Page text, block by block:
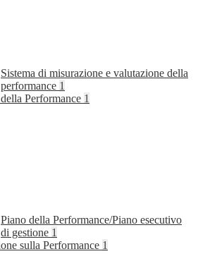
Sistema di misurazione e valutazione della
performance 1
Performance 1
Piano della Performance/Piano esecutivo
di gestione 1
sulla Performance 1